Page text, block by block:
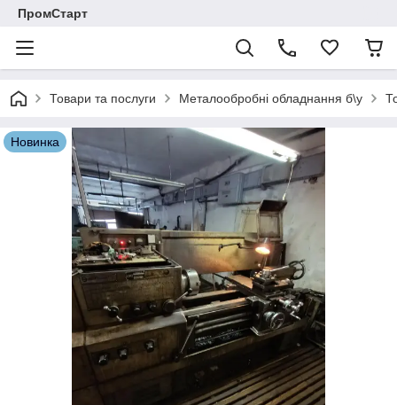
ПромСтарт
Товари та послуги Металообробні обладнання б\у
Новинка